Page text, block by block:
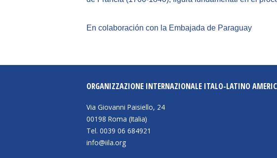
En colaboración con la Embajada de Paraguay
ORGANIZZAZIONE INTERNAZIONALE ITALO-LATINO
Via Giovanni Paisiello, 24
00198 Roma (Italia)
Tel. 0039 06 684921
info@iila.org